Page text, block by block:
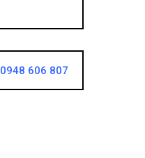
0948 606 807